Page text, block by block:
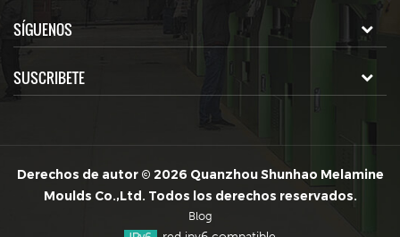
SÍGUENOS
SUSCRIBETE
Derechos de autor © 2026 Quanzhou Shunhao Melamine
Moulds Co.,Ltd. Todos los derechos reservados.
Blog